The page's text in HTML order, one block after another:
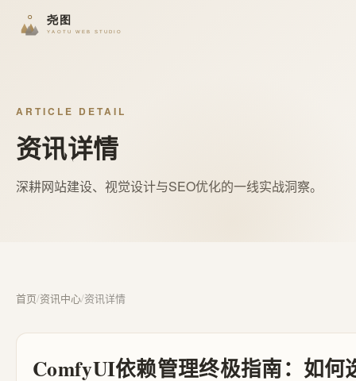
ARTICLE DETAIL
资讯详情
深耕网站建设、视觉设计与SEO优化的一线实战洞察。
首页/资讯中心/资讯详情
ComfyUI依赖管理终极指南：如何